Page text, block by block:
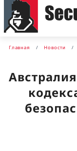
Главная Новости